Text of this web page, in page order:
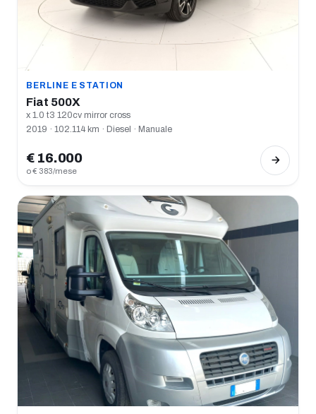
BERLINE E STATION
Fiat 500X
x 1.0 t3 120cv mirror cross
2019 · 102.114 km · Diesel · Manuale
€ 16.000
o € 383/mese